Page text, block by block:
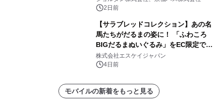
2日前
【サラブレッドコレクション】あの名
馬たちがだるまの姿に！ 「ふわころ
BIGだるまぬいぐるみ」をEC限定で受
注販売開始
株式会社エスケイジャパン
4日前
モバイルの新着をもっと見る